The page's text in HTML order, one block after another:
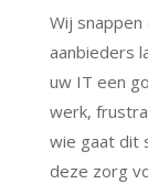
Wij
aanbieders
uw IT een
werk,
wie gaat dit
deze zorg